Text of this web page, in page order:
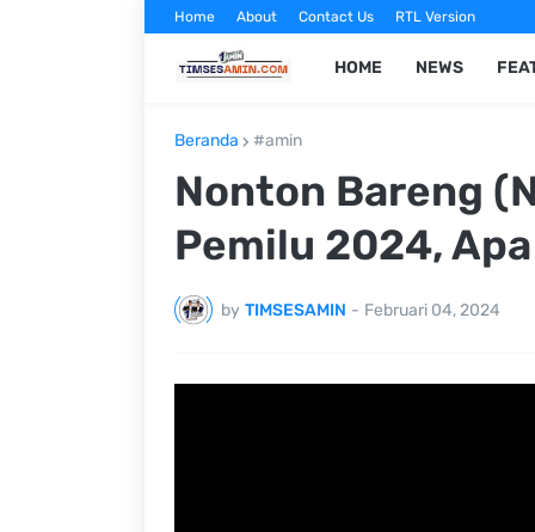
Home About Contact Us RTL Version
HOME NEWS
Beranda #amin
Nonton Bareng
Pemilu 2024,
by TIMSESAMIN - Februari 04, 2024